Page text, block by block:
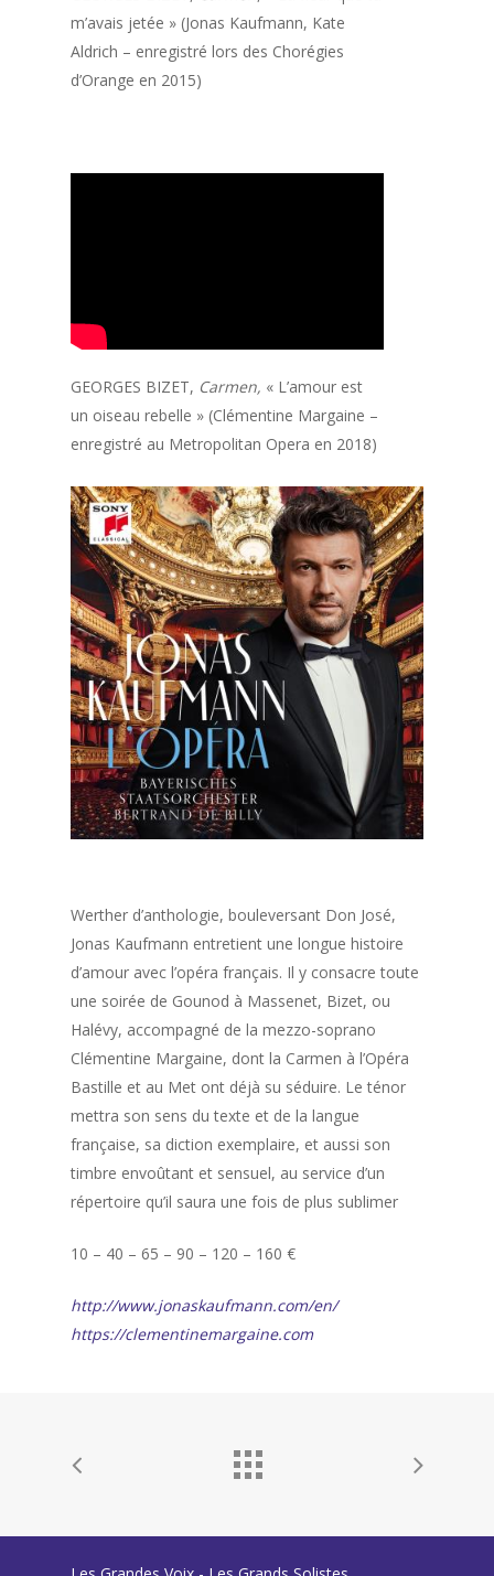
m’avais jetée » (Jonas Kaufmann, Kate
Aldrich – enregistré lors des Chorégies
d’Orange en 2015)
GEORGES BIZET, Carmen, « L’amour est
un oiseau rebelle » (Clémentine Margaine –
enregistré au Metropolitan Opera en 2018)
Werther d’anthologie, bouleversant Don José,
Jonas Kaufmann entretient une longue histoire
d’amour avec l’opéra français. Il y consacre toute
une soirée de Gounod à Massenet, Bizet, ou
Halévy, accompagné de la mezzo-soprano
Clémentine Margaine, dont la Carmen à l’Opéra
Bastille et au Met ont déjà su séduire. Le ténor
mettra son sens du texte et de la langue
française, sa diction exemplaire, et aussi son
timbre envoûtant et sensuel, au service d’un
répertoire qu’il saura une fois de plus sublimer
10 – 40 – 65 – 90 – 120 – 160 €
http://www.jonaskaufmann.com/en/
https://clementinemargaine.com